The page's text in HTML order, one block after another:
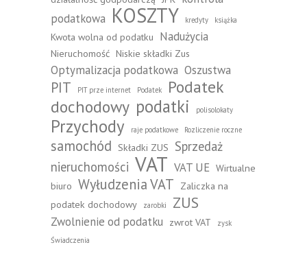
podatkowa KOSZTY kredyty książka
Kwota wolna od podatku Nadużycia
Nieruchomość Niskie składki Zus
Optymalizacja podatkowa Oszustwa
PIT PIT prze internet Podatek
Podatek
dochodowy podatki polisolokaty
Przychody raje podatkowe Rozliczenie roczne
samochód Składki ZUS Sprzedaż
nieruchomości VAT VAT UE Wirtualne
biuro Wyłudzenia VAT Zaliczka na
podatek dochodowy
zarobki ZUS
Zwolnienie od podatku zwrot VAT
zysk
Świadczenia